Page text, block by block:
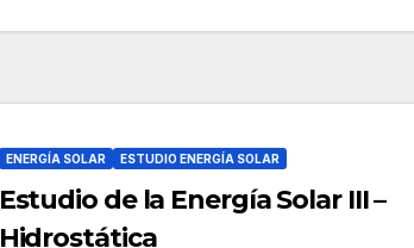
ENERGÍA SOLAR ESTUDIO ENERGÍA SOLAR
Estudio de la Energía Solar III –
Hidrostática